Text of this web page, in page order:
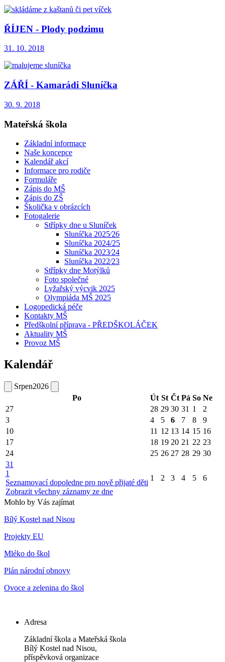
ŘÍJEN - Plody podzimu
31. 10. 2018
ZÁŘÍ - Kamarádi Sluníčka
30. 9. 2018
Mateřská škola
Základní informace
Naše koncepce
Kalendář akcí
Informace pro rodiče
Formuláře
Zápis do MŠ
Zápis do ZŠ
Školička v obrázcích
Fotogalerie
Střípky dne u Sluníček
Sluníčka 2025⁄26
Sluníčka 2024/25
Sluníčka 2023⁄24
Sluníčka 2022⁄23
Střípky dne Motýlků
Foto společné
Lyžařský výcvik 2025
Olympiáda MŠ 2025
Logopedická péče
Kontakty MŠ
Předškolní příprava - PŘEDŠKOLÁČEK
Aktuality MŠ
Provoz MŠ
Kalendář
Srpen2026
Po
Út St Čt Pá So Ne
27
28 29 30 31 1
2
3
4 5 6 7 8
9
10
11 12 13 14 15 16
17
18 19 20 21 22 23
24
25 26 27 28 29 30
31
1
Seznamovací dopoledne pro nově přijaté děti
Zobrazit všechny záznamy ze dne
1 2 3 4 5 6
Mohlo by Vás zajímat
Bílý Kostel nad Nisou
Projekty EU
Mléko do škol
Plán národní obnovy
Ovoce a zelenina do škol
Adresa
Základní škola a Mateřská škola
Bílý Kostel nad Nisou,
příspěvková organizace